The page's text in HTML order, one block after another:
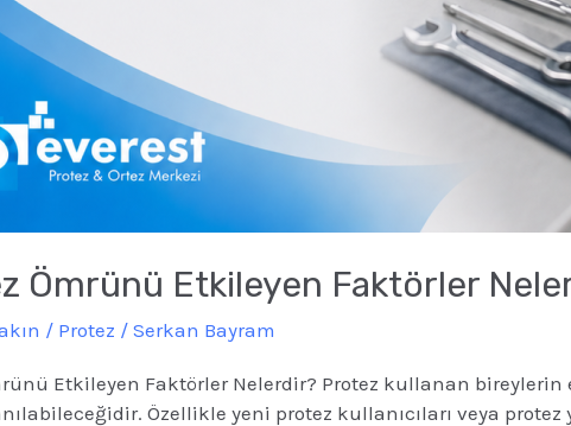
Ömrünü Etkileyen Faktörler
/ Protez /Serkan Bayram
Etkileyen Faktörler Nelerdir? Protez kullanan
Özellikle yeni protez kullanıcıları veya